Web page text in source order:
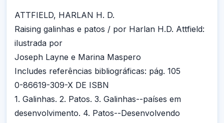
ATTFIELD, HARLAN H. D.
Raising galinhas e patos / por Harlan H.D. Attfield:
ilustrada por
Joseph Layne e Marina Maspero
Includes referências bibliográficas: pág. 105
0-86619-309-X DE ISBN
1. Galinhas. 2. Patos. 3. Galinhas--países em
desenvolvimento. 4. Patos--Desenvolvendo